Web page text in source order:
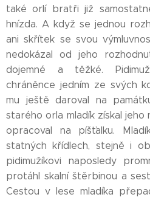
také orlí bratři již
hnízda. A když se jednou
ani skřítek se svou
nedokázal od jeho
dojemné a těžké.
chráněnce jedním ze svých
mu ještě daroval na
starého orla mladík získal
opracoval na píšťalku.
statných křídlech, stejně i
pidimužíkovi naposledy
protáhl skalní štěrbinou a
Cestou v lese mladíka